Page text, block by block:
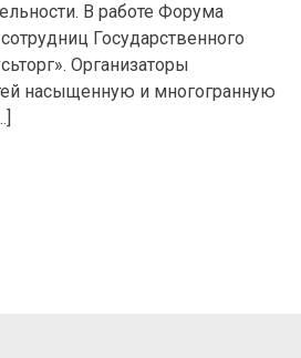
В работе Форума
Государственного
Организаторы
насыщенную и многогранную